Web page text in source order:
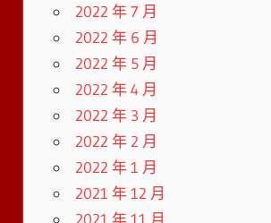
2022 年 7 月
2022 年 6 月
2022 年 5 月
2022 年 4 月
2022 年 3 月
2022 年 2 月
2022 年 1 月
2021 年 12 月
2021 年 11 月